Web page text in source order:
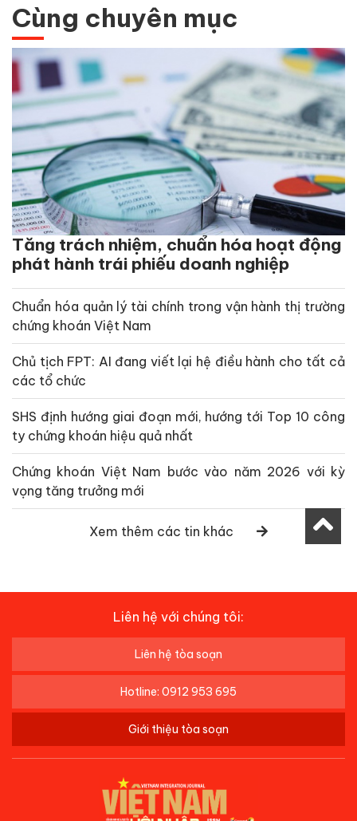
Cùng chuyên mục
Tăng trách nhiệm, chuẩn hóa hoạt động
phát hành trái phiếu doanh nghiệp
Chuẩn hóa quản lý tài chính trong vận hành thị trường
chứng khoán Việt Nam
Chủ tịch FPT: AI đang viết lại hệ điều hành cho tất cả
các tổ chức
SHS định hướng giai đoạn mới, hướng tới Top 10 công
ty chứng khoán hiệu quả nhất
Chứng khoán Việt Nam bước vào năm 2026 với kỳ
vọng tăng trưởng mới
Xem thêm các tin khác
Liên hệ với chúng tôi:
Liên hệ tòa soạn
Hotline: 0912 953 695
Giới thiệu tòa soạn